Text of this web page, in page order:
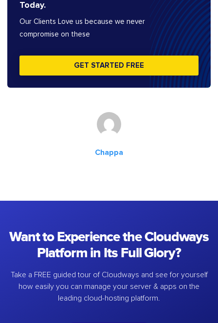
Today.
Our Clients Love us because we never
compromise on these
GET STARTED FREE
Chappa
Want to Experience the Cloudways
Platform in Its Full Glory?
Take a FREE guided tour of Cloudways and see for yourself
how easily you can manage your server & apps on the
leading cloud-hosting platform.